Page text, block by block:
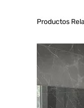
Productos